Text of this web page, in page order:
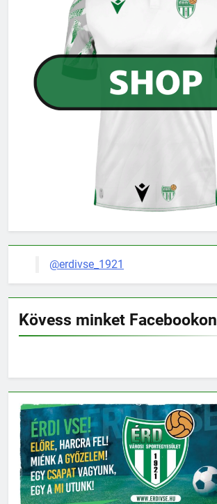
@erdivse_1921
Kövess minket Facebookon